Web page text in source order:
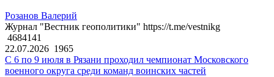
Розанов Валерий
Журнал "Вестник геополитики" https://t.me/vestnikg
4684141
22.07.2026 1965
С 6 по 9 июля в Рязани проходил чемпионат Московского
военного округа среди команд воинских частей